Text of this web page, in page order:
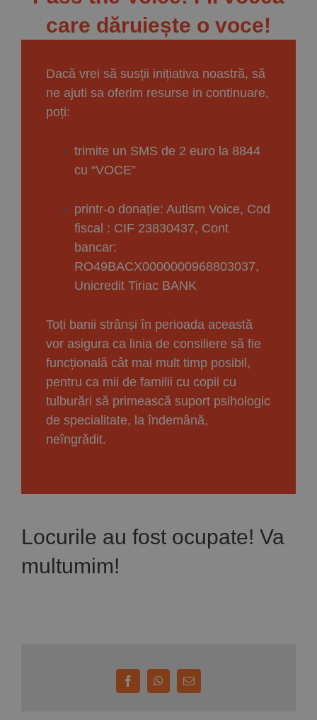
care dăruiește o voce!
Dacă vrei să susții inițiativa noastră, să
ne ajuti sa oferim resurse in continuare,
poți:
trimite un SMS de 2 euro la 8844
cu “VOCE”
printr-o donație: Autism Voice, Cod
fiscal : CIF 23830437, Cont
bancar:
RO49BACX0000000968803037,
Unicredit Tiriac BANK
Toți banii strânși în perioada această
vor asigura ca linia de consiliere să fie
funcțională cât mai mult timp posibil,
pentru ca mii de familii cu copii cu
tulburări să primească suport psihologic
de specialitate, la îndemână,
neîngrădit.
Locurile au fost ocupate! Va
multumim!
FacebookWhatsApp
E-
mail: